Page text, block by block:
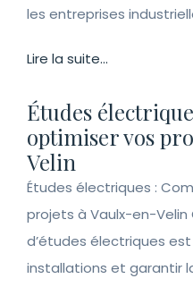
les entreprises
Lire la suite...
Études
optimiser vos
Velin
Études électriques :
projets à Vaulx-en-
d’études électriques
installations et garantir